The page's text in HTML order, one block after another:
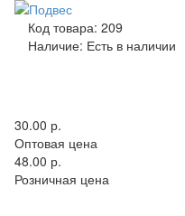
Код товара: 209
Наличие: Есть в наличии
30.00 р.
Оптовая цена
48.00 р.
Розничная цена